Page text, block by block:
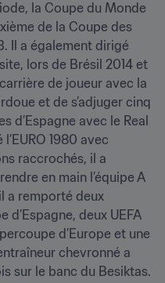
la Coupe du Monde
de la Coupe des
Il a également dirigé
lors de Brésil 2014 et
de joueur avec la
et de s’adjuger cinq
d’Espagne avec le Real
1980 avec
raccrochés, il a
en main l’équipe A
a remporté deux
deux UEFA
d’Europe et une
chevronné a
sur le banc du Besiktas.